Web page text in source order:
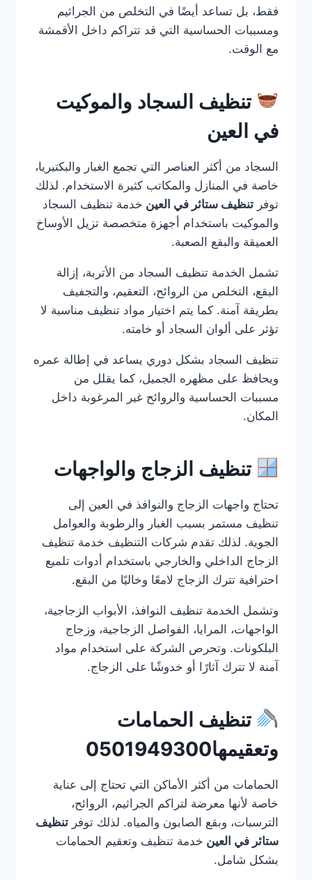
فقط، بل تساعد أيضًا في التخلص من الجراثيم
ومسببات الحساسية التي قد تتراكم داخل الأقمشة
مع الوقت.
تنظيف السجاد والموكيت
في العين
السجاد من أكثر العناصر التي تجمع الغبار والبكتيريا،
خاصة في المنازل والمكاتب كثيرة الاستخدام. لذلك
توفر تنظيف ستائر في العين خدمة تنظيف السجاد
والموكيت باستخدام أجهزة متخصصة تزيل الأوساخ
العميقة والبقع الصعبة.
تشمل الخدمة تنظيف السجاد من الأتربة، إزالة
البقع، التخلص من الروائح، التعقيم، والتجفيف
بطريقة آمنة. كما يتم اختيار مواد تنظيف مناسبة لا
تؤثر على ألوان السجاد أو خامته.
تنظيف السجاد بشكل دوري يساعد في إطالة عمره
ويحافظ على مظهره الجميل، كما يقلل من
مسببات الحساسية والروائح غير المرغوبة داخل
المكان.
تنظيف الزجاج والواجهات
تحتاج واجهات الزجاج والنوافذ في العين إلى
تنظيف مستمر بسبب الغبار والرطوبة والعوامل
الجوية. لذلك تقدم شركات التنظيف خدمة تنظيف
الزجاج الداخلي والخارجي باستخدام أدوات تلميع
احترافية تترك الزجاج لامعًا وخاليًا من البقع.
وتشمل الخدمة تنظيف النوافذ، الأبواب الزجاجية،
الواجهات، المرايا، الفواصل الزجاجية، وزجاج
البلكونات. وتحرص الشركة على استخدام مواد
آمنة لا تترك آثارًا أو خدوشًا على الزجاج.
تنظيف الحمامات
وتعقيمها0501949300
الحمامات من أكثر الأماكن التي تحتاج إلى عناية
خاصة لأنها معرضة لتراكم الجراثيم، الروائح،
الترسبات، وبقع الصابون والمياه. لذلك توفر تنظيف
ستائر في العين خدمة تنظيف وتعقيم الحمامات
بشكل شامل.